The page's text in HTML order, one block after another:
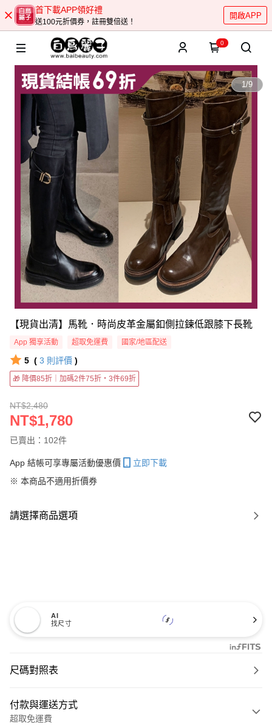
首下載APP領好禮
送100元折價券，註冊雙倍送！
開啟APP
0
1/9
【現貨出清】馬靴．時尚皮革金屬釦側拉鍊低跟膝下長靴
App 獨享活動 超取免運費 國家/地區配送
5 ( 3 則評價 )
🎁 降價85折｜加碼2件75折・3件69折
NT$2,480
NT$1,780
已賣出：102件
App 結帳可享專屬活動優惠價
立即下載
※ 本商品不適用折價券
請選擇商品選項
AI
找尺寸
尺碼對照表
付款與運送方式
超取免運費